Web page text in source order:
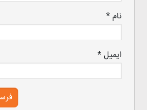
نام*
ایمیل*